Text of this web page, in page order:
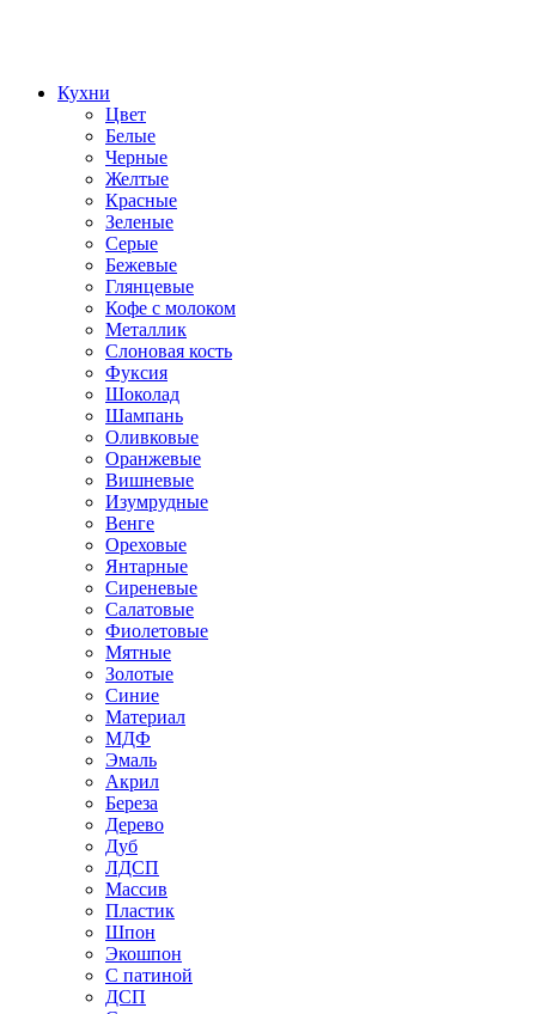
Кухни
Цвет
Белые
Черные
Желтые
Красные
Зеленые
Серые
Бежевые
Глянцевые
Кофе с молоком
Металлик
Слоновая кость
Фуксия
Шоколад
Шампань
Оливковые
Оранжевые
Вишневые
Изумрудные
Венге
Ореховые
Янтарные
Сиреневые
Салатовые
Фиолетовые
Мятные
Золотые
Синие
Материал
МДФ
Эмаль
Акрил
Береза
Дерево
Дуб
ЛДСП
Массив
Пластик
Шпон
Экошпон
С патиной
ДСП